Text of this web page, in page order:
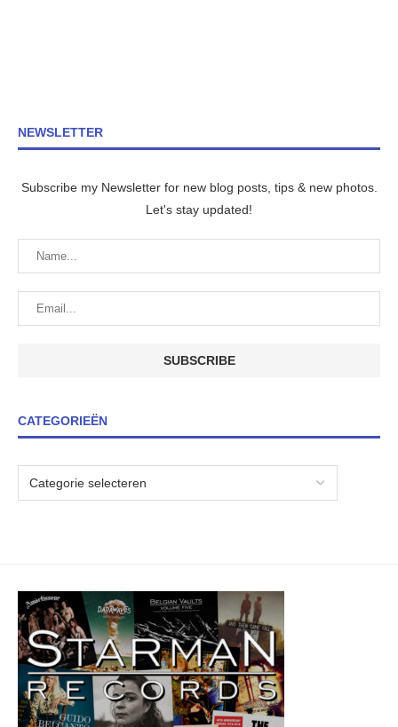
NEWSLETTER
Subscribe my Newsletter for new blog posts, tips & new photos.
Let's stay updated!
CATEGORIEËN